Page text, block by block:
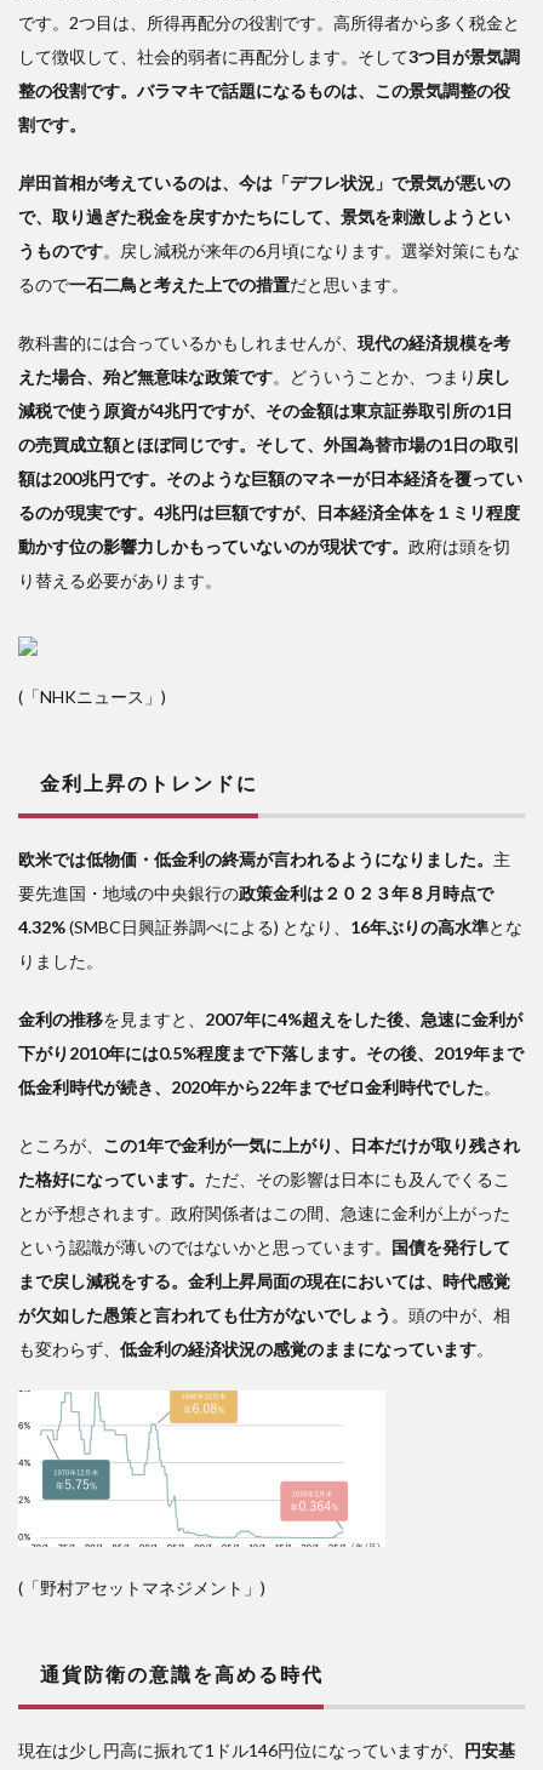
3
通
衛の
意識
める
です。2つ目は、所得再配分の役割です。高所得者から多く税金と
して徴収して、社会的弱者に再配分します。そして3つ目が景気調
整の役割です。バラマキで話題になるものは、この景気調整の役
割です。
岸田首相が考えているのは、今は「デフレ状況」で景気が悪いの
で、取り過ぎた税金を戻すかたちにして、景気を刺激しようとい
うものです。戻し減税が来年の6月頃になります。選挙対策にもな
るので一石二鳥と考えた上での措置だと思います。
教科書的には合っているかもしれませんが、 現代の経済規模を考
えた場合、殆ど無意味な政策です。どういうことか、つまり 戻し
減税で使う原資が4兆円ですが、その金額は東京証券取引所の1日
の売買成立額とほぼ同じです。そして、外国為替市場の1日の取引
額は200兆円です。そのような巨額のマネーが日本経済を覆ってい
るのが現実です。4兆円は巨額ですが、日本経済全体を１ミリ程度
動かす位の影響力しかもっていないのが現状です。 政府は頭を切
り替える必要があります。
(「NHKニュース」)
金利上昇のトレンドに
欧米では低物価・低金利の終焉が言われるようになりました。 主
要先進国・地域の中央銀行の政策金利は２０２３年８月時点で
4.32%(SMBC日興証券調べによる) となり、 16年ぶりの高水準とな
りました。
金利の推移を見ますと、 2007年に4%超えをした後、急速に金利が
下がり2010年には0.5%程度まで下落します。その後、2019年まで
低金利時代が続き、2020年から22年までゼロ金利時代でした。
ところが、 この1年で金利が一気に上がり、日本だけが取り残され
た格好になっています。 ただ、その影響は日本にも及んでくるこ
とが予想されます。政府関係者はこの間、急速に金利が上がった
という認識が薄いのではないかと思っています。 国債を発行して
まで戻し減税をする。金利上昇局面の現在においては、時代感覚
が欠如した愚策と言われても仕方がないでしょう 。頭の中が、相
も変わらず、 低金利の経済状況の感覚のままになっています。
(「野村アセットマネジメント」)
通貨防衛の意識を高める時代
現在は少し円高に振れて1ドル146円位になっていますが、 円安基